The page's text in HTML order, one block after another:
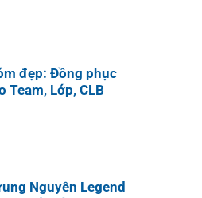
đẹp: Đồng phục
Team, Lớp, CLB
Nguyên Legend